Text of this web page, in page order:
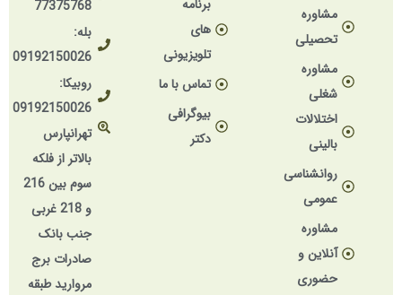
مشاوره
تحصیلی
مشاوره
شغلی
اختلالات
بالینی
روانشناسی
عمومی
مشاوره
آنلاین و
حضوری
های
تلویزیونی
تماس با ما
بیوگرافی
دکتر
77375768
09192150026
روبیکا:
09192150026
تهرانپارس
بالاتر از فلکه
سوم بین 216
و 218 غربی
جنب بانک
صادرات برج
مروارید طبقه